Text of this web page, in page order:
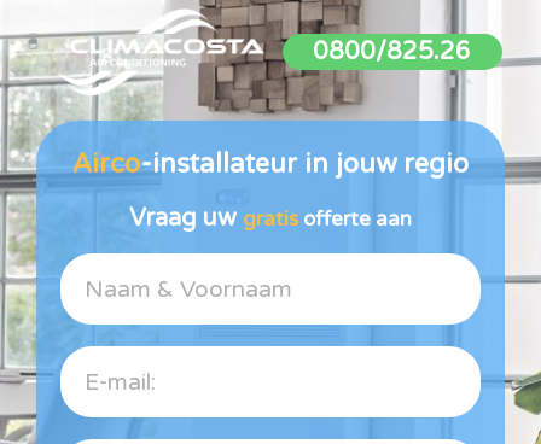
0800/825.26
Airco-installateur in jouw regio
Vraag uw gratisofferte aan